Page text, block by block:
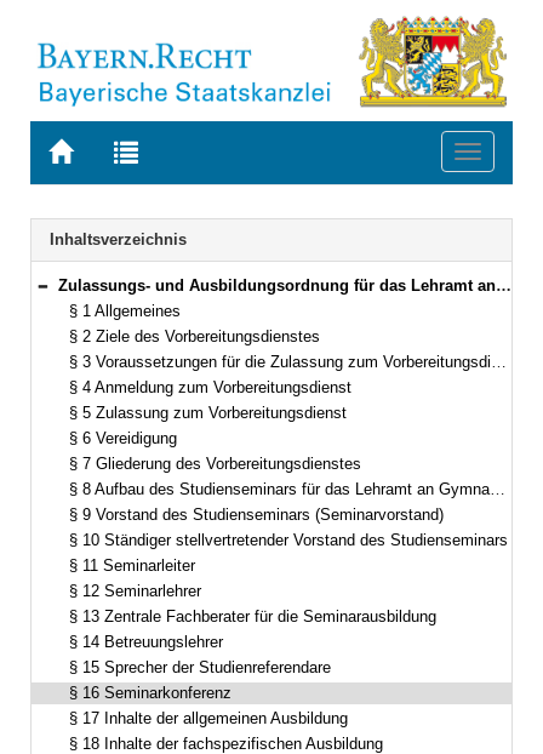
Zur
BAYERN.RECHT
Zur
letzten
Suche
Toggle
Navigation
Inhaltsverzeichnis
Bereich reduzieren
Zulassungs- und Ausbildungsordnung für das Lehramt an Gymnasien (ZALG) in der Fassung der Bekanntmachung vom 29. September 1992 (GVBl. S. 477) BayRS 2038-3-4-6-1-K (§§ 1–28)
§ 1 Allgemeines
§ 2 Ziele des Vorbereitungsdienstes
§ 3 Voraussetzungen für die Zulassung zum Vorbereitungsdienst
§ 4 Anmeldung zum Vorbereitungsdienst
§ 5 Zulassung zum Vorbereitungsdienst
§ 6 Vereidigung
§ 7 Gliederung des Vorbereitungsdienstes
§ 8 Aufbau des Studienseminars für das Lehramt an Gymnasien
§ 9 Vorstand des Studienseminars (Seminarvorstand)
§ 10 Ständiger stellvertretender Vorstand des Studienseminars
§ 11 Seminarleiter
§ 12 Seminarlehrer
§ 13 Zentrale Fachberater für die Seminarausbildung
§ 14 Betreuungslehrer
§ 15 Sprecher der Studienreferendare
§ 16 Seminarkonferenz
§ 17 Inhalte der allgemeinen Ausbildung
§ 18 Inhalte der fachspezifischen Ausbildung